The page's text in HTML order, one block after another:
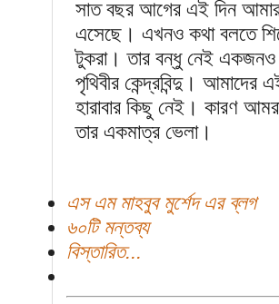
সাত বছর আগের এই দিন
এসেছে। এখনও কথা বলতে
টুকরা। তার বন্ধু নেই
পৃথিবীর কেন্দ্রবিন্দু।
হারাবার কিছু নেই। কারণ
তার একমাত্র ভেলা।
এস এম মাহবুব মুর্শেদ এর ব্লগ
৬০টি মন্তব্য
বিস্তারিত...